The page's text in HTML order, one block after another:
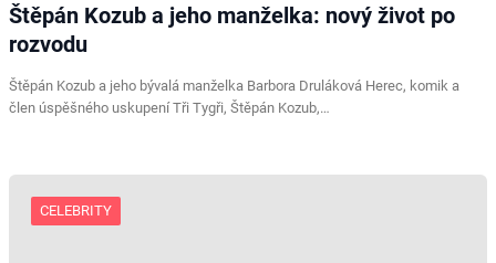
Štěpán Kozub a jeho manželka: nový život po
rozvodu
Štěpán Kozub a jeho bývalá manželka Barbora Druláková Herec, komik a
člen úspěšného uskupení Tři Tygři, Štěpán Kozub,…
CELEBRITY